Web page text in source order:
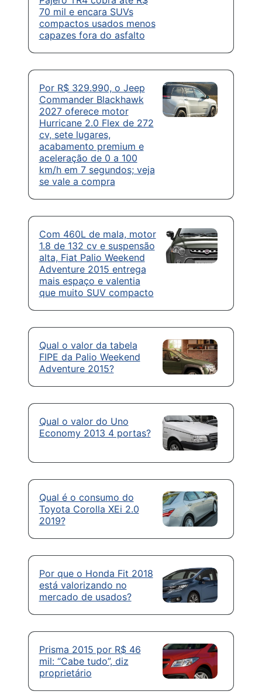
70 mil e encara SUVs
compactos usados menos
capazes fora do asfalto
Por R$ 329.990, o Jeep
Commander Blackhawk
2027 oferece motor
Hurricane 2.0 Flex de 272
cv, sete lugares,
acabamento premium e
aceleração de 0 a 100
km/h em 7 segundos; veja
se vale a compra
Com 460L de mala, motor
1.8 de 132 cv e suspensão
alta, Fiat Palio Weekend
Adventure 2015 entrega
mais espaço e valentia
que muito SUV compacto
Qual o valor da tabela
FIPE da Palio Weekend
Adventure 2015?
Qual o valor do Uno
Economy 2013 4 portas?
Qual é o consumo do
Toyota Corolla XEi 2.0
2019?
Por que o Honda Fit 2018
está valorizando no
mercado de usados?
Prisma 2015 por R$ 46
mil: “Cabe tudo”, diz
proprietário